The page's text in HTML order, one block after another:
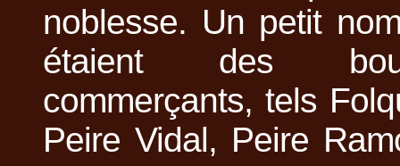
noblesse. Un petit
étaient des
commerçants, tels
Peire Vidal, Peire